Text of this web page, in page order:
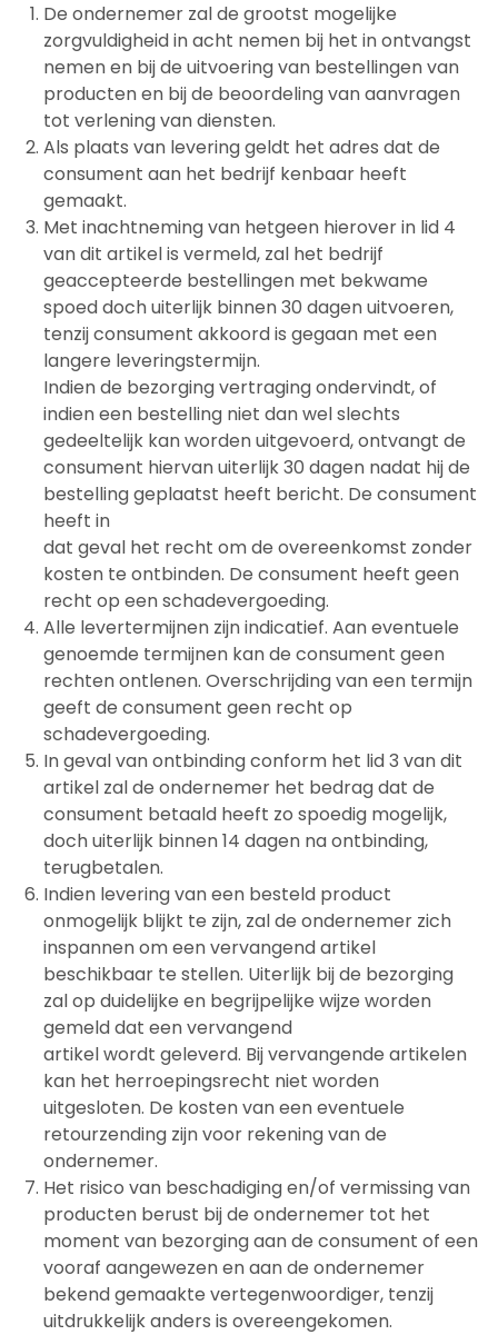
De ondernemer zal de grootst mogelijke
zorgvuldigheid in acht nemen bij het in ontvangst
nemen en bij de uitvoering van bestellingen van
producten en bij de beoordeling van aanvragen
tot verlening van diensten.
Als plaats van levering geldt het adres dat de
consument aan het bedrijf kenbaar heeft
gemaakt.
Met inachtneming van hetgeen hierover in lid 4
van dit artikel is vermeld, zal het bedrijf
geaccepteerde bestellingen met bekwame
spoed doch uiterlijk binnen 30 dagen uitvoeren,
tenzij consument akkoord is gegaan met een
langere leveringstermijn.
Indien de bezorging vertraging ondervindt, of
indien een bestelling niet dan wel slechts
gedeeltelijk kan worden uitgevoerd, ontvangt de
consument hiervan uiterlijk 30 dagen nadat hij de
bestelling geplaatst heeft bericht. De consument
heeft in
dat geval het recht om de overeenkomst zonder
kosten te ontbinden. De consument heeft geen
recht op een schadevergoeding.
Alle levertermijnen zijn indicatief. Aan eventuele
genoemde termijnen kan de consument geen
rechten ontlenen. Overschrijding van een termijn
geeft de consument geen recht op
schadevergoeding.
In geval van ontbinding conform het lid 3 van dit
artikel zal de ondernemer het bedrag dat de
consument betaald heeft zo spoedig mogelijk,
doch uiterlijk binnen 14 dagen na ontbinding,
terugbetalen.
Indien levering van een besteld product
onmogelijk blijkt te zijn, zal de ondernemer zich
inspannen om een vervangend artikel
beschikbaar te stellen. Uiterlijk bij de bezorging
zal op duidelijke en begrijpelijke wijze worden
gemeld dat een vervangend
artikel wordt geleverd. Bij vervangende artikelen
kan het herroepingsrecht niet worden
uitgesloten. De kosten van een eventuele
retourzending zijn voor rekening van de
ondernemer.
Het risico van beschadiging en/of vermissing van
producten berust bij de ondernemer tot het
moment van bezorging aan de consument of een
vooraf aangewezen en aan de ondernemer
bekend gemaakte vertegenwoordiger, tenzij
uitdrukkelijk anders is overeengekomen.